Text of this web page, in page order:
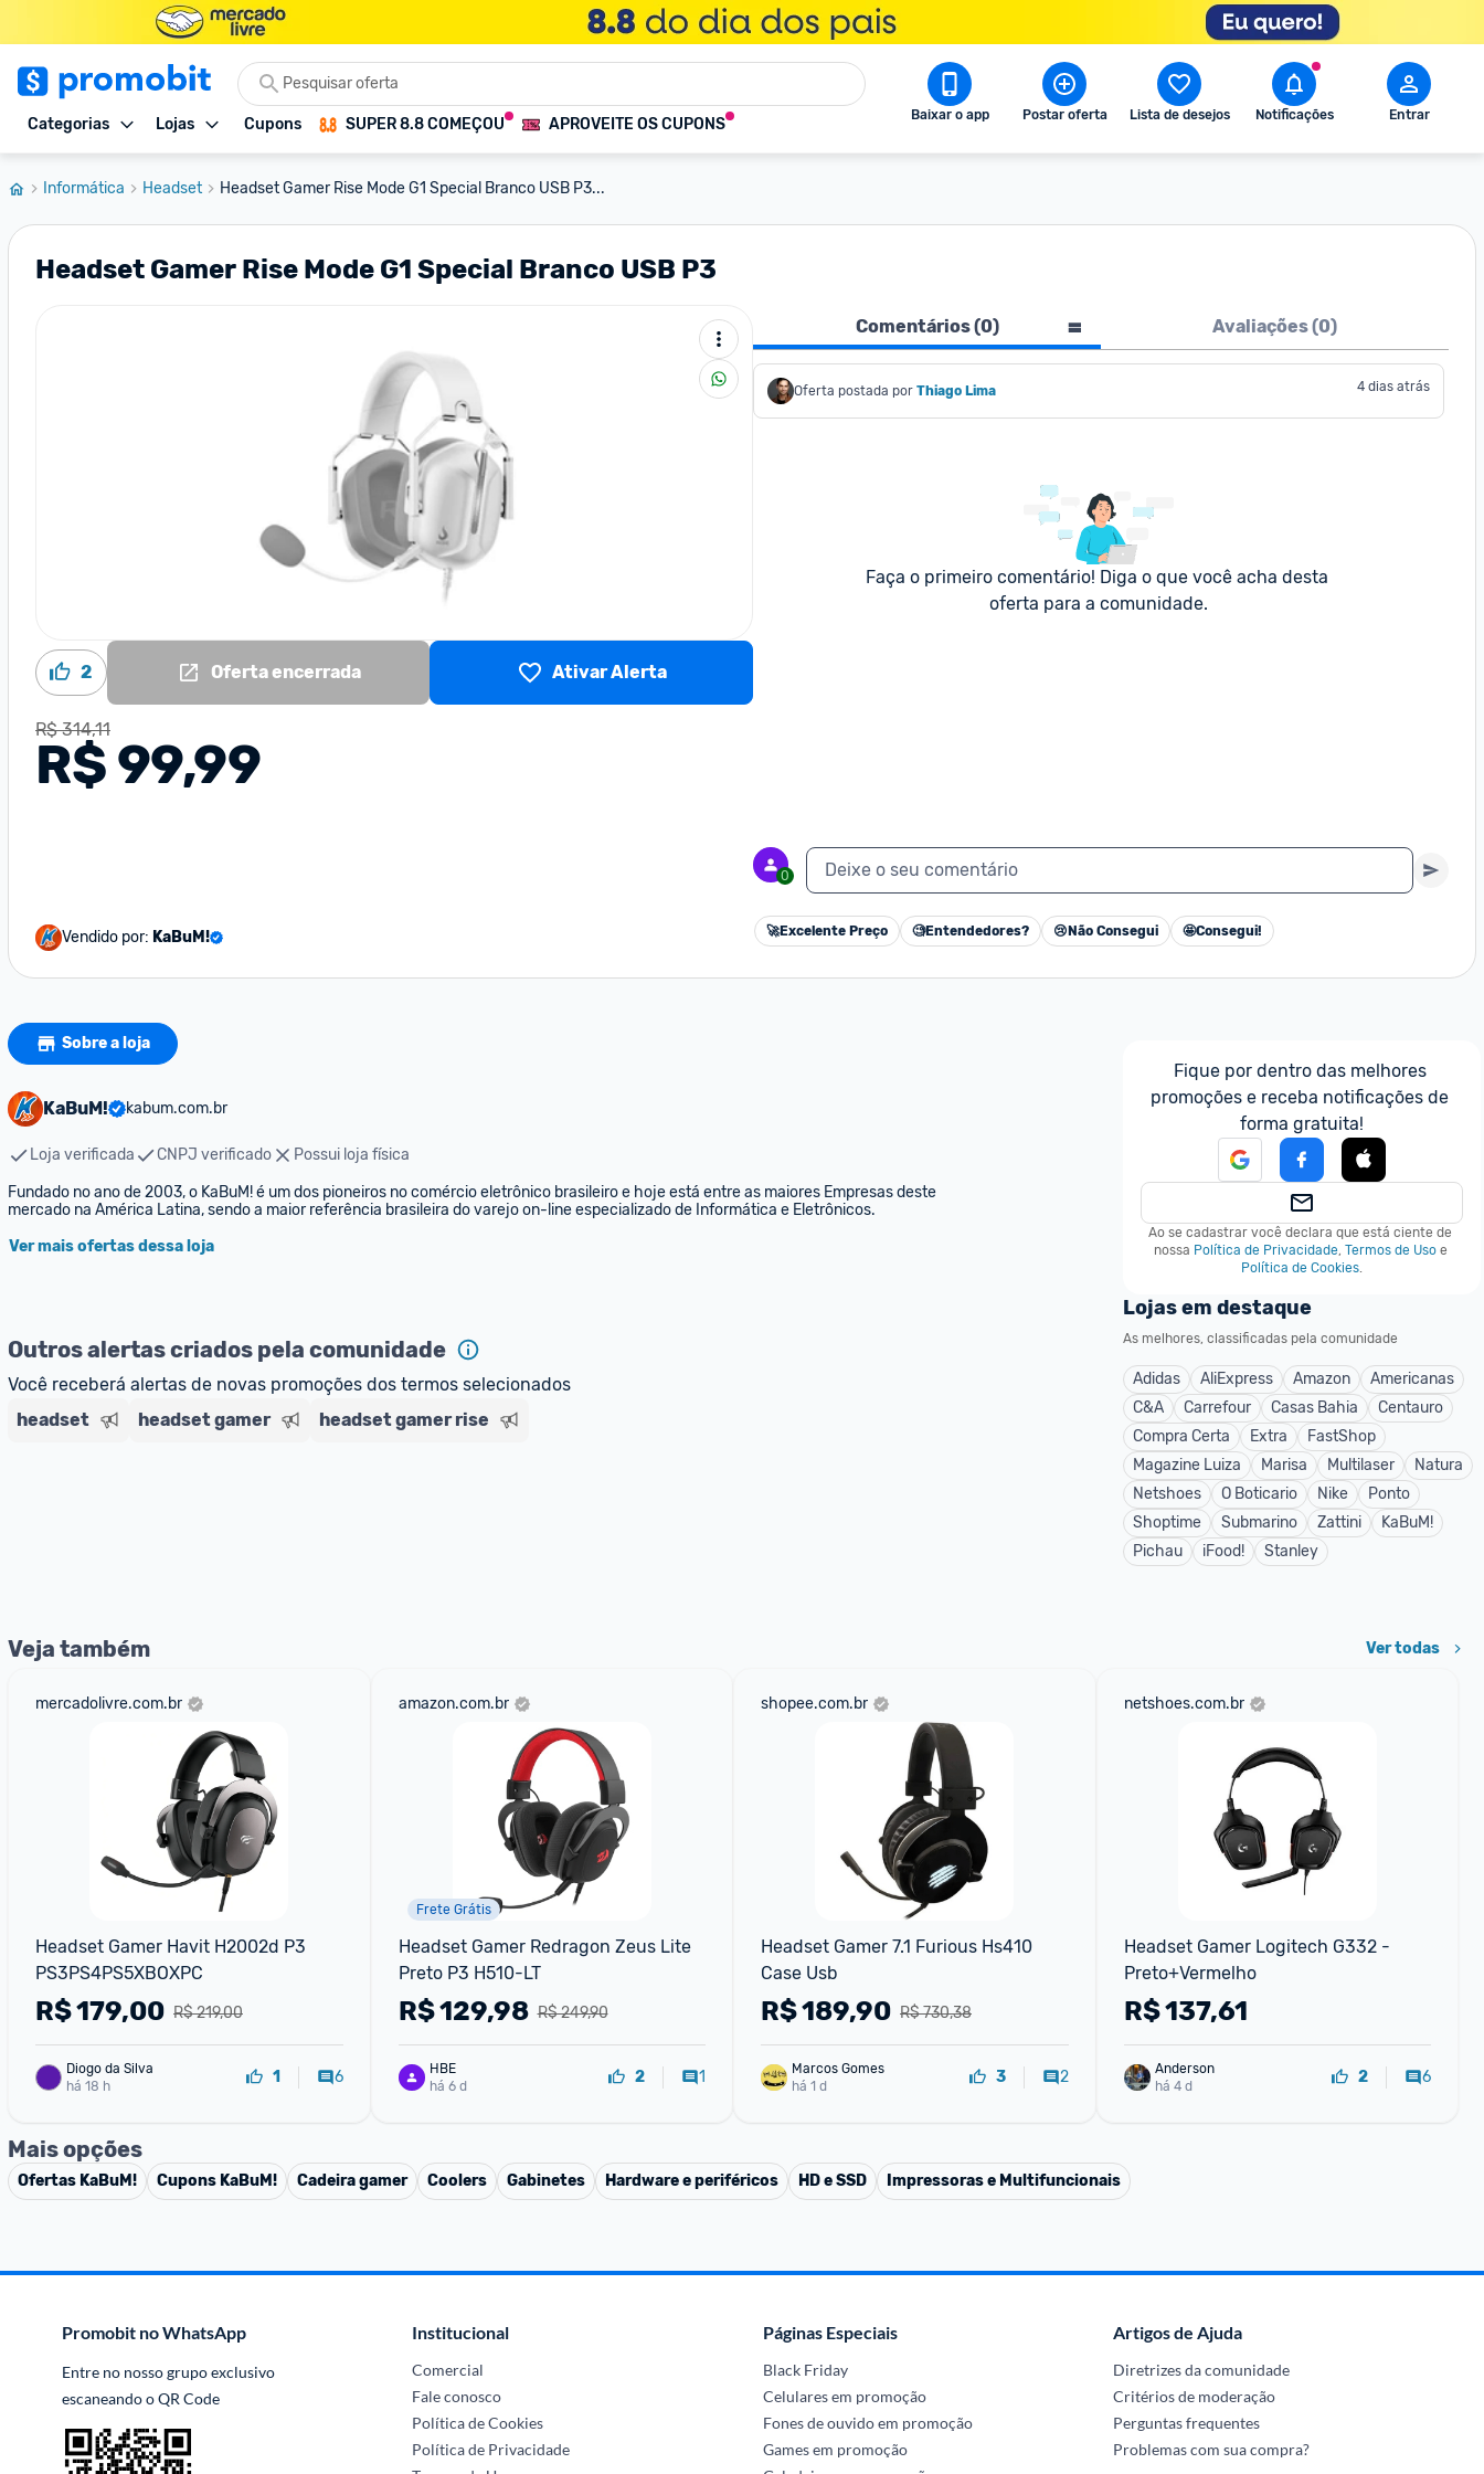
Categorias Lojas Cupons SUPER 8.8 COMEÇOU APROVEITE OS CUPONS Baixar o app Postar oferta Lista de desejos Notificações Entrar
Informática Headset Headset Gamer Rise Mode G1 Special Branco USB P3...
Headset Gamer Rise Mode G1 Special Branco USB P3
2 Oferta encerrada Ativar Alerta
R$ 314,11
R$ 99,99
Vendido por: KaBuM!
Comentários (0) Avaliações (0)
Oferta postada por Thiago Lima 4 dias atrás
Faça o primeiro comentário! Diga o que você acha desta
oferta para a comunidade.
0 Deixe o seu comentário
🚀Excelente Preço 🧐Entendedores? 😢 Não Consegui 🤩Consegui!
Sobre a loja
KaBuM! kabum.com.br
Loja verificada CNPJ verificado
Possui loja física
Fundado no ano de 2003, o KaBuM! é um dos pioneiros no comércio eletrônico brasileiro e hoje está entre as maiores Empresas deste
mercado na América Latina, sendo a maior referência brasileira do varejo on-line especializado de Informática e Eletrônicos.
Ver mais ofertas dessa loja
Outros alertas criados pela comunidade
Você receberá alertas de novas promoções dos termos selecionados
headset
headset gamer headset gamer rise
Fique por dentro das melhores
promoções e receba notificações de
forma gratuita!
Ao se cadastrar você declara que está ciente de
nossa Política de Privacidade, Termos de Uso e
Política de Cookies.
Lojas em destaque
As melhores, classificadas pela comunidade
Adidas AliExpress Amazon
Americanas
C&A
Carrefour Casas Bahia
Centauro
Compra Certa
Extra
FastShop
Magazine Luiza
Marisa Multilaser
Natura
Netshoes
O Boticario Nike
Ponto
Shoptime
Submarino Zattini
KaBuM!
Pichau
iFood! Stanley
Veja também Ver todas
mercadolivre.com.br
Headset Gamer Havit H2002d P3
PS3PS4PS5XBOXPC
R$ 219,00
R$179,00
Diogo da Silva
há 18 h
1 6
amazon.com.br
Frete Grátis
Headset Gamer Redragon Zeus Lite
Preto P3 H510-LT
R$ 249,90
R$129,98
HBE
há 6 d
2 1
shopee.com.br
Headset Gamer 7.1 Furious Hs410
Case Usb
R$ 730,38
R$189,90
Marcos Gomes
há 1 d
3 2
netshoes.com.br
Headset Gamer Logitech G332 -
Preto+Vermelho
R$137,61
Anderson
há 4 d
2 6
Mais opções
Ofertas KaBuM! Cupons KaBuM! Cadeira gamer Coolers Gabinetes Hardware e periféricos HD e SSD Impressoras e Multifuncionais
Promobit no WhatsApp
Entre no nosso grupo exclusivo
escaneando o QR Code
Institucional
Comercial
Fale conosco
Política de Cookies
Política de Privacidade
Páginas Especiais
Black Friday
Celulares em promoção
Fones de ouvido em promoção
Games em promoção
Artigos de Ajuda
Diretrizes da comunidade
Critérios de moderação
Perguntas frequentes
Problemas com sua compra?